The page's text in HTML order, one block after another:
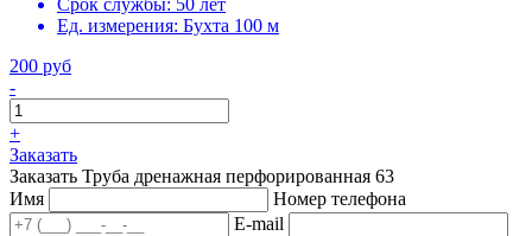
Срок службы: 50 лет
Ед. измерения: Бухта 100 м
200 руб
-
+
Заказать
Заказать Труба дренажная перфорированная 63
Имя
Номер телефона
E-mail